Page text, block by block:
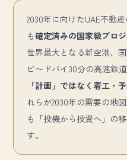
2030年に向けたUAE不動
も確定済みの国家級プロ
世界最大となる新空港、
ビ〜ドバイ30分の高速
「計画」ではなく着工・
れらが2030年の需要の地
も「投機から投資へ」の
す。